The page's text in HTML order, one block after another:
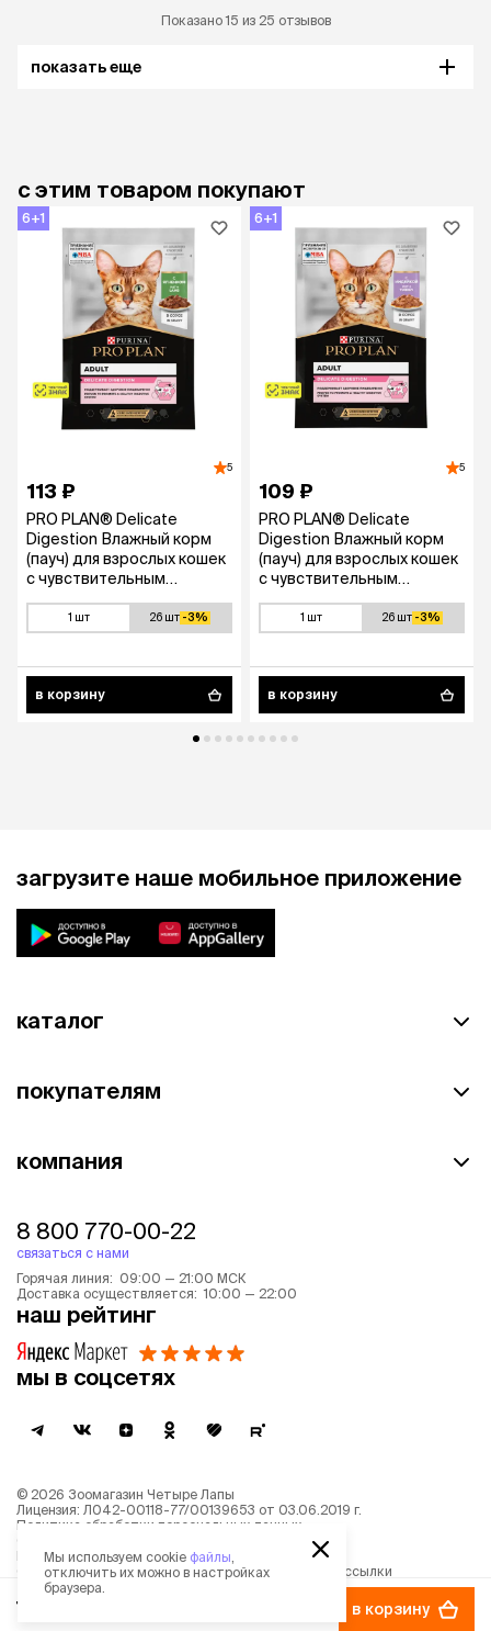
735 ₽ в корзину
Показано 15 из 25 отзывов
показать еще
с этим товаром покупают
6+1
5
113 ₽
PRO PLAN® Delicate
Digestion Влажный корм
(пауч) для взрослых кошек
с чувствительным
в соусе, 85 гр.
1 шт 26 шт -3%
в корзину
6+1
5
109 ₽
PRO PLAN® Delicate
Digestion Влажный корм
(пауч) для взрослых кошек
с чувствительным
индейкой в соусе, 85 гр.
1 шт 26 шт -3%
в корзину
загрузите наше мобильное приложение
каталог
покупателям
компания
8 800 770-00-22
связаться с нами
Горячая линия: 09:00 — 21:00 МСК
Доставка осуществляется: 10:00 — 22:00
наш рейтинг
мы в соцсетях
© 2026 Зоомагазин Четыре Лапы
Лицензия: Л042-00118-77/00139653 от 03.06.2019 г.
Политика обработки персональных данных
Согласие на обработку персональных данных
Пользовательское соглашение
Согласие на получение новостной и рекламной рассылки
Описание рекомендательных алгоритмов
Мы используем cookie файлы
отключить их можно в настройках
браузера.